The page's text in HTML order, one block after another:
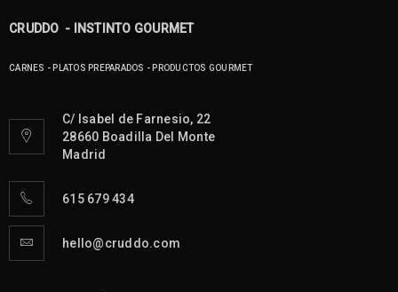
CRUDDO - INSTINTO GOURMET
CARNES - PLATOS PREPARADOS - PRODUCTOS GOURMET
C/ Isabel de Farnesio, 22
28660 Boadilla Del Monte
Madrid
615 679 434
hello@cruddo.com